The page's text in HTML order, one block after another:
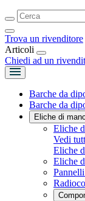
Trova un rivenditore
Articoli
Chiedi ad un
Barche da
Barche da
Eliche di
Eliche
Vedi
Eliche
Eliche